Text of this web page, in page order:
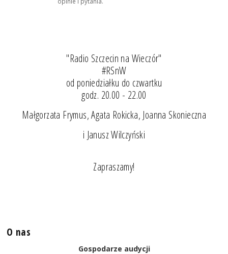
"Radio Szczecin na Wieczór"
#RSnW
od poniedziałku do czwartku
godz. 20.00 - 22.00
Małgorzata Frymus, Agata Rokicka, Joanna Skonieczna
i Janusz Wilczyński
Zapraszamy!
O nas
Gospodarze audycji